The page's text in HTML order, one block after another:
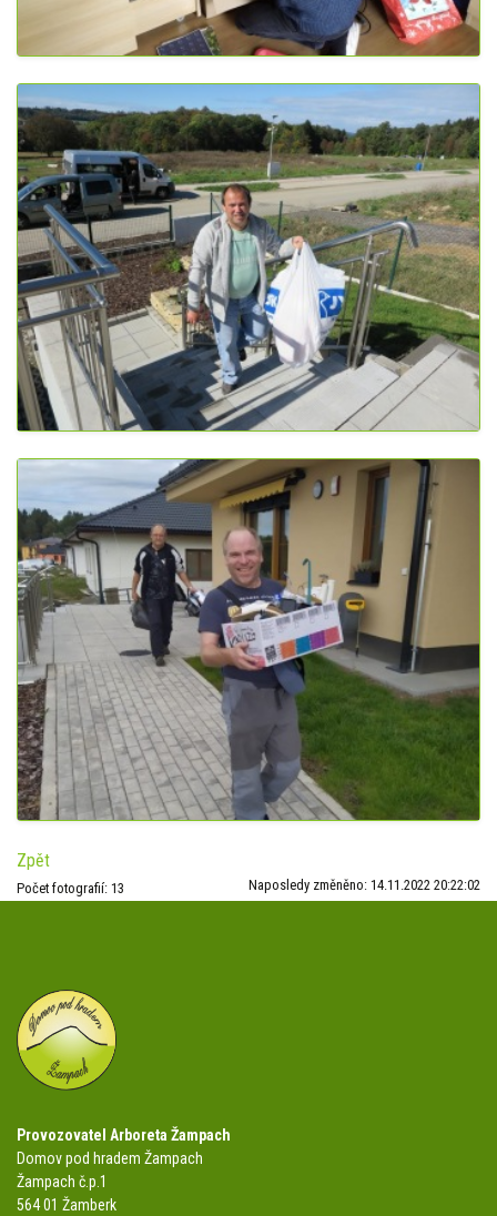
Zpět
Počet fotografií: 13 Naposledy změněno: 14.11.2022 20:22:02
Provozovatel Arboreta Žampach
Domov pod hradem Žampach
Žampach č.p.1
564 01 Žamberk